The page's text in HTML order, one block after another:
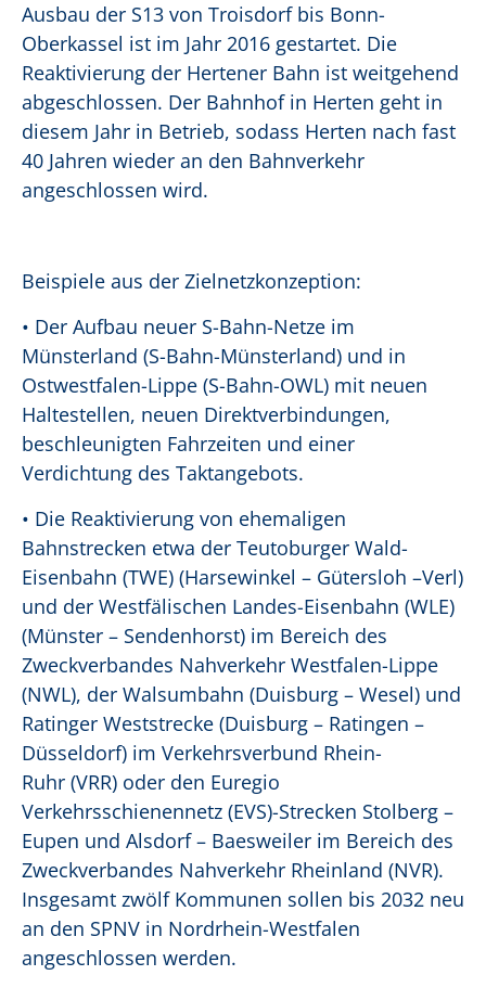
Ausbau der S13 von Troisdorf bis Bonn-
Oberkassel ist im Jahr 2016 gestartet. Die
Reaktivierung der Hertener Bahn ist weitgehend
abgeschlossen. Der Bahnhof in Herten geht in
diesem Jahr in Betrieb, sodass Herten nach fast
40 Jahren wieder an den Bahnverkehr
angeschlossen wird.
Beispiele aus der Zielnetzkonzeption:
• Der Aufbau neuer S-Bahn-Netze im
Münsterland (S-Bahn-Münsterland) und in
Ostwestfalen-Lippe (S-Bahn-OWL) mit neuen
Haltestellen, neuen Direktverbindungen,
beschleunigten Fahrzeiten und einer
Verdichtung des Taktangebots.
• Die Reaktivierung von ehemaligen
Bahnstrecken etwa der Teutoburger Wald-
Eisenbahn (TWE) (Harsewinkel – Gütersloh –Verl)
und der Westfälischen Landes-Eisenbahn (WLE)
(Münster – Sendenhorst) im Bereich des
Zweckverbandes Nahverkehr Westfalen-Lippe
(NWL), der Walsumbahn (Duisburg – Wesel) und
Ratinger Weststrecke (Duisburg – Ratingen –
Düsseldorf) im Verkehrsverbund Rhein-
Ruhr (VRR) oder den Euregio
Verkehrsschienennetz (EVS)-Strecken Stolberg –
Eupen und Alsdorf – Baesweiler im Bereich des
Zweckverbandes Nahverkehr Rheinland (NVR).
Insgesamt zwölf Kommunen sollen bis 2032 neu
an den SPNV in Nordrhein-Westfalen
angeschlossen werden.